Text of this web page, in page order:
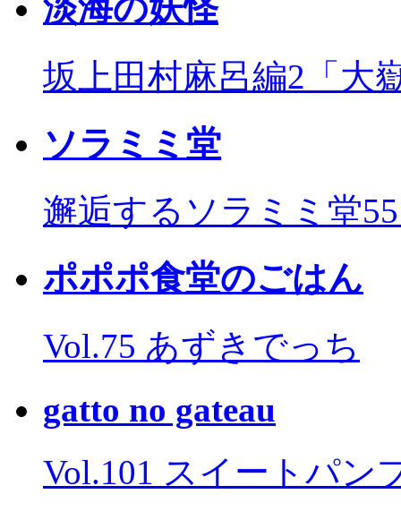
淡海の妖怪
坂上田村麻呂編2「大
ソラミミ堂
邂逅するソラミミ堂
ポポポ食堂のごはん
Vol.75 あずきでっち
gatto no gateau
Vol.101 スイートパン